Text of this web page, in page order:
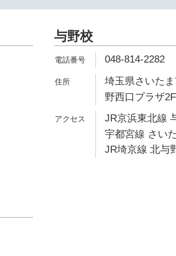
与野校
048-814-2282
埼玉県さいた
野西口プラザ2F
JR京浜東北線
宇都宮線 さい
JR埼京線 北与